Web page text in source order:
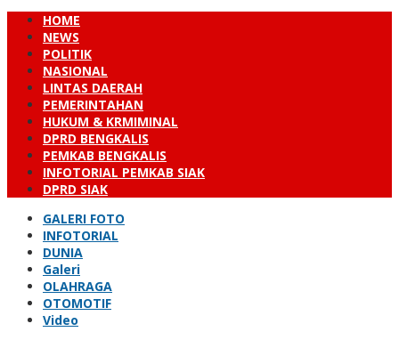
HOME
NEWS
POLITIK
NASIONAL
LINTAS DAERAH
PEMERINTAHAN
HUKUM & KRMIMINAL
DPRD BENGKALIS
PEMKAB BENGKALIS
INFOTORIAL PEMKAB SIAK
DPRD SIAK
GALERI FOTO
INFOTORIAL
DUNIA
Galeri
OLAHRAGA
OTOMOTIF
Video